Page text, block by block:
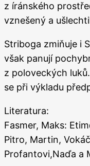
z íránského
vznešený a
Striboga zmiňuje i
však panují
z poloveckých
se při výkladu
Literatura:
Fasmer, Maks:
Pitro, Martin,
Profantovi,Naďa a